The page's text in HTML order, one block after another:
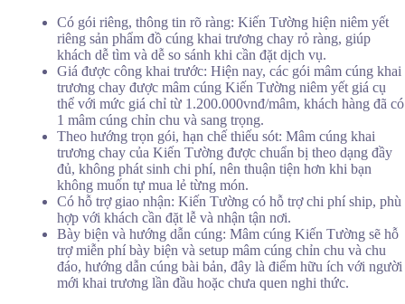
Có gói riêng, thông tin rõ ràng: Kiến Tường hiện niêm yết
riêng sản phẩm đồ cúng khai trương chay rỏ ràng, giúp
khách dễ tìm và dễ so sánh khi cần đặt dịch vụ.
Giá được công khai trước: Hiện nay, các gói mâm cúng khai
trương chay được mâm cúng Kiến Tường niêm yết giá cụ
thể với mức giá chỉ từ 1.200.000vnđ/mâm, khách hàng đã có
1 mâm cúng chỉn chu và sang trọng.
Theo hướng trọn gói, hạn chế thiếu sót: Mâm cúng khai
trương chay của Kiến Tường được chuẩn bị theo dạng đầy
đủ, không phát sinh chi phí, nên thuận tiện hơn khi bạn
không muốn tự mua lẻ từng món.
Có hỗ trợ giao nhận: Kiến Tường có hỗ trợ chi phí ship, phù
hợp với khách cần đặt lễ và nhận tận nơi.
Bày biện và hướng dẫn cúng: Mâm cúng Kiến Tường sẽ hỗ
trợ miễn phí bày biện và setup mâm cúng chỉn chu và chu
đáo, hướng dẫn cúng bài bản, đây là điểm hữu ích với người
mới khai trương lần đầu hoặc chưa quen nghi thức.